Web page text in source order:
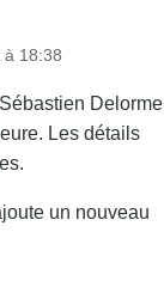
à 18:38
Delorme
Les détails
un nouveau